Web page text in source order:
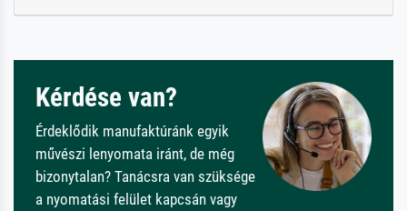
Kérdése van?
Érdeklődik manufaktúránk egyik
művészi lenyomata iránt, de még
bizonytalan? Tanácsra van szüksége
a nyomatási felület kapcsán vagy